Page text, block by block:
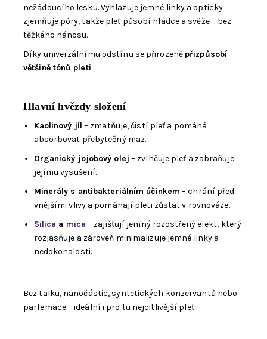
nežádoucího lesku. Vyhlazuje jemné linky a opticky
zjemňuje póry, takže pleť působí hladce a svěže – bez
těžkého nánosu.
Díky univerzálnímu odstínu se přirozeně přizpůsobí
většině tónů pleti.
Hlavní hvězdy složení
Kaolinový jíl – zmatňuje, čistí pleť a pomáhá
absorbovat přebytečný maz.
Organický jojobový olej – zvlhčuje pleť a zabraňuje
jejímu vysušení.
Minerály s antibakteriálním účinkem – chrání před
vnějšími vlivy a pomáhají pleti zůstat v rovnováze.
Silica a mica – zajišťují jemný rozostřený efekt, který
rozjasňuje a zároveň minimalizuje jemné linky a
nedokonalosti.
Bez talku, nanočástic, syntetických konzervantů nebo
parfemace – ideální i pro tu nejcitlivější pleť.